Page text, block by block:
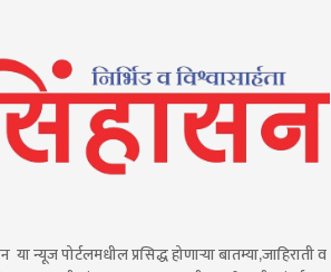
या न्यूज पोर्टलमधील प्रसिद्ध होणाऱ्या बातम्या,जाहिराती व